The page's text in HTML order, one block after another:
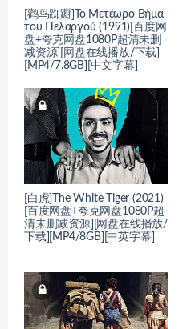
[鹳鸟踟蹰]Το Μετέωρο Βήμα
του Πελαργού (1991)[百度网
盘+夸克网盘1080P超清未删
减资源][网盘在线播放/下载]
[MP4/7.8GB][中文字幕]
[白虎]The White Tiger (2021)
[百度网盘+夸克网盘1080P超
清未删减资源][网盘在线播放/
下载][MP4/8GB][中英字幕]